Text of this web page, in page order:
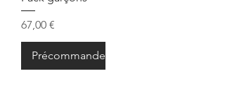
Prix
67,00 €
Précommander